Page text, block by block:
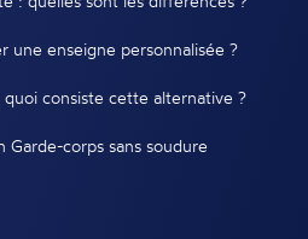
une enseigne personnalisée ?
consiste cette alternative ?
Garde-corps sans soudure